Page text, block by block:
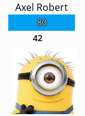
80
Axel Robert
42